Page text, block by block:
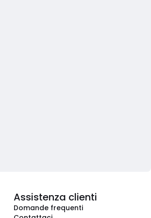
Assistenza clienti
Domande frequenti